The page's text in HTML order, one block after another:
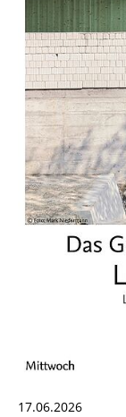
17.06.2026